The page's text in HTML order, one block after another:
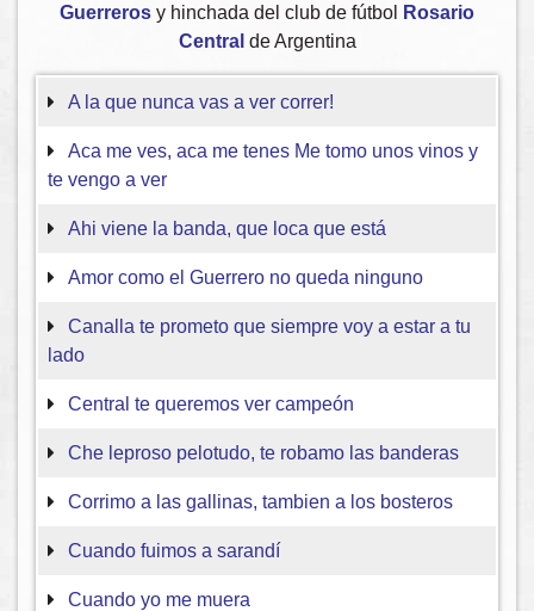
Guerreros y hinchada del club de fútbol
Rosario
Central de Argentina
A la que nunca vas a ver correr!
Aca me ves, aca me tenes Me tomo unos vinos y
te vengo a ver
Ahi viene la banda, que loca que está
Amor como el Guerrero no queda ninguno
Canalla te prometo que siempre voy a estar a tu
lado
Central te queremos ver campeón
Che leproso pelotudo, te robamo las banderas
Corrimo a las gallinas, tambien a los bosteros
Cuando fuimos a sarandí
Cuando yo me muera